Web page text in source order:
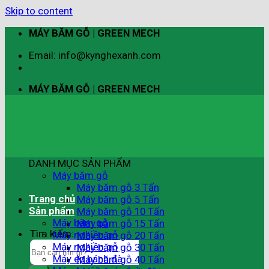
Skip to content
MÁY BĂM GỖ | GREEN MECH
Email: info@kynghexanh.com
MÁY BĂM GỖ | GREEN MECH
Tìm kiếm:
DANH MỤC SẢN PHẨM
Máy băm gỗ
Máy băm gỗ 3 Tấn
Máy băm gỗ 5 Tấn
Máy băm gỗ 10 Tấn
Máy băm gỗ 15 Tấn
Máy băm gỗ 20 Tấn
Máy băm gỗ 30 Tấn
Máy băm gỗ 40 Tấn
Trang chủ
Sản phẩm
Máy băm gỗ
Máy nghiền gỗ
Máy nghiền gỗ
Máy ép bánh đà